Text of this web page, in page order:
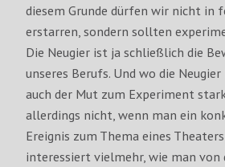
diesem Grunde dürfen wir nicht in
erstarren, sondern sollten
Die Neugier ist ja schließlich die
unseres Berufs. Und wo die
auch der Mut zum Experiment
allerdings nicht, wenn man ein
Ereignis zum Thema eines
interessiert vielmehr, wie man von